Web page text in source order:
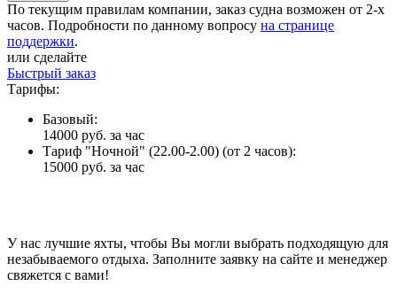
По текущим правилам компании, заказ судна возможен от 2-х
часов. Подробности по данному вопросу на странице
поддержки.
или сделайте
Быстрый заказ
Тарифы:
Базовый:
14000 руб. за час
Тариф "Ночной" (22.00-2.00) (от 2 часов):
15000 руб. за час
У нас лучшие яхты, чтобы Вы могли выбрать подходящую для
незабываемого отдыха. Заполните заявку на сайте и менеджер
свяжется с вами!